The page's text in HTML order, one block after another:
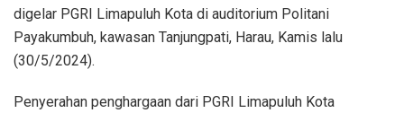
digelar PGRI Limapuluh Kota di auditorium Politani
Payakumbuh, kawasan Tanjungpati, Harau, Kamis lalu
(30/5/2024).
Penyerahan penghargaan dari PGRI Limapuluh Kota